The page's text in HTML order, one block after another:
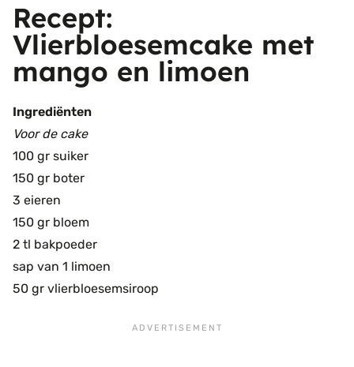
Recept:
Vlierbloesemcake met
mango en limoen
Ingrediënten
Voor de cake
100 gr suiker
150 gr boter
3 eieren
150 gr bloem
2 tl bakpoeder
sap van 1 limoen
50 gr vlierbloesemsiroop